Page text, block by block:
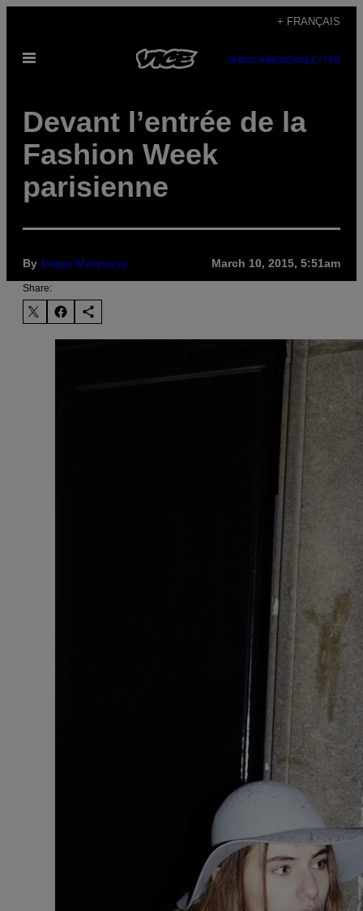
content
+ FRANÇAIS
Open
SUBSCRIBENEWSLETTER
Devant l’entrée de la
Fashion Week
parisienne
By Iorgis Matyassy March 10, 2015, 5:51am
Share: